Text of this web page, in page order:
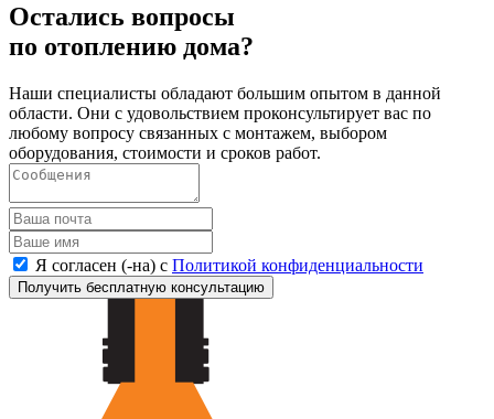
Остались вопросы
по отоплению дома?
Наши специалисты обладают большим опытом в данной
области. Они с удовольствием проконсультирует вас по
любому вопросу связанных с монтажем, выбором
оборудования, стоимости и сроков работ.
Я согласен (-на) с Политикой конфиденциальности
Получить бесплатную консультацию